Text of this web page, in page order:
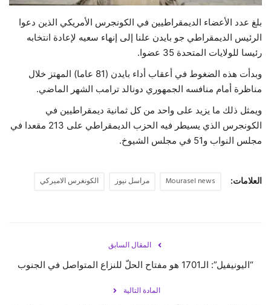
بلغ عدد الأعضاء الديمقراطيين في الكونجرس الأمريكي الذين دعوا
الرئيس الديمقراطي جو بايدن علنا إلى إنهاء سعيه لإعادة انتخابه
رئيسا للولايات المتحدة 35 عضوا.
وبدأت هذه الضغوط في أعقاب أداء بايدن (81 عاما) المهتز خلال
مناظرة أمام منافسه الجمهوري دونالد ترامب الشهر الماضي.
ويمثل ذلك ما يزيد على واحد من كل ثمانية ديمقراطيين في
الكونجرس الذي يسيطر فيه الحزب الديمقراطي على 213 مقعدا في
مجلس النواب و51 في مجلس الشيوخ.
العلامات: Mourasel news مراسل نيوز الكونغرس الاميركي
المقال السابق
“اليونيفيل”: الـ1701 هو مفتاح الحلّ للنزاع المتواصل في الجنوب
المادة التالية